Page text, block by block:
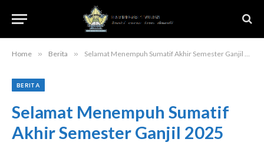
Home » Berita » Selamat Menempuh Sumatif Akhir Semester Ganjil 2025
BERITA
Selamat Menempuh Sumatif
Akhir Semester Ganjil 2025